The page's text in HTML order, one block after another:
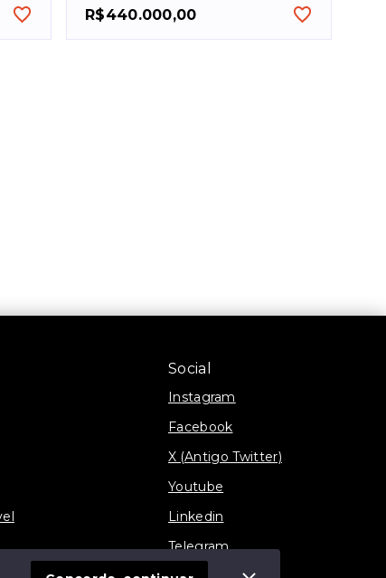
R$440.000,00
Social
Instagram
Facebook
X (Antigo Twitter)
Youtube
Linkedin
Telegram